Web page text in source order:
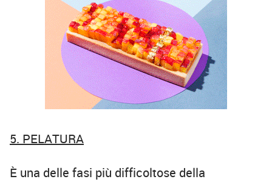
5. PELATURA
È una delle fasi più difficoltose della